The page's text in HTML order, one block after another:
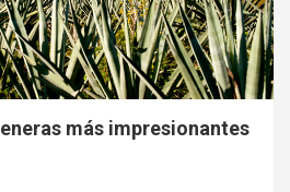
más impresionantes